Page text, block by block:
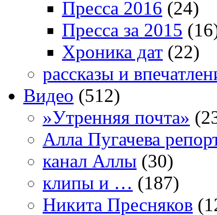
Пресса 2016 (24)
Пресса за 2015
Хроника дат (22)
рассказы и
Видео (512)
»Утренняя почта»
Алла Пугачева
канал Аллы (30)
клипы и … (187)
Никита Пресняков